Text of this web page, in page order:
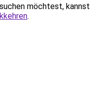
möchtest, kannst
.